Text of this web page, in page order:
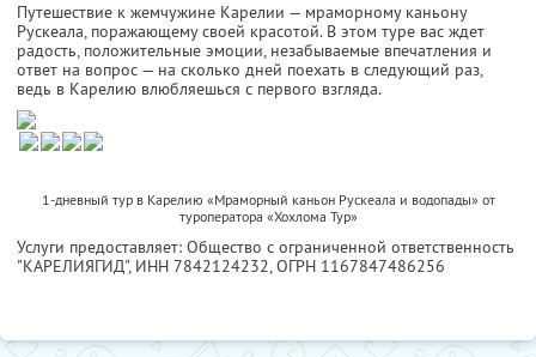
Путешествие к жемчужине Карелии — мраморному каньону
Рускеала, поражающему своей красотой. В этом туре вас ждет
радость, положительные эмоции, незабываемые впечатления и
ответ на вопрос — на сколько дней поехать в следующий раз,
ведь в Карелию влюбляешься с первого взгляда.
1-дневный тур в Карелию «Мраморный каньон Рускеала и водопады» от
туроператора «Хохлома Тур»
Услуги предоставляет: Общество с ограниченной ответственность
"КАРЕЛИЯГИД", ИНН 7842124232, ОГРН 1167847486256